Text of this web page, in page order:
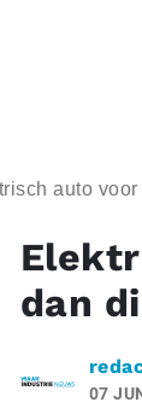
auto
dan
07